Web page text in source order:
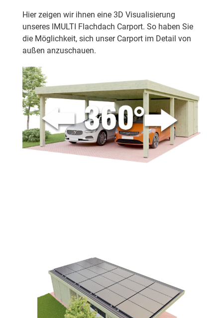
Hier zeigen wir ihnen eine 3D Visualisierung
unseres lMULTI Flachdach Carport. So haben Sie
die Möglichkeit, sich unser Carport im Detail von
außen anzuschauen.